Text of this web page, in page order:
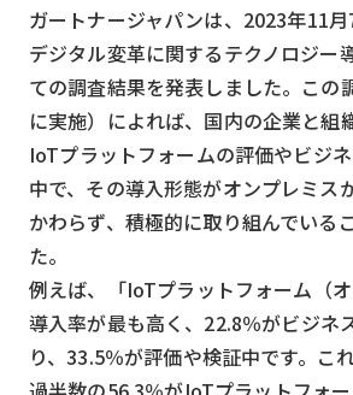
スマート〇〇
スマート農業
ドローン
ロボット
スマート物流
IoT
DX
ニュース
ガートナージャパンは、2023年11
デジタル変革に関するテクノロジー
ての調査結果を発表しました。この
に実施）によれば、国内の企業と組
IoTプラットフォームの評価やビジ
中で、その導入形態がオンプレミス
かわらず、積極的に取り組んでいる
た。
例えば、「IoTプラットフォーム（
導入率が最も高く、22.8％がビジネ
り、33.5％が評価や検証中です。こ